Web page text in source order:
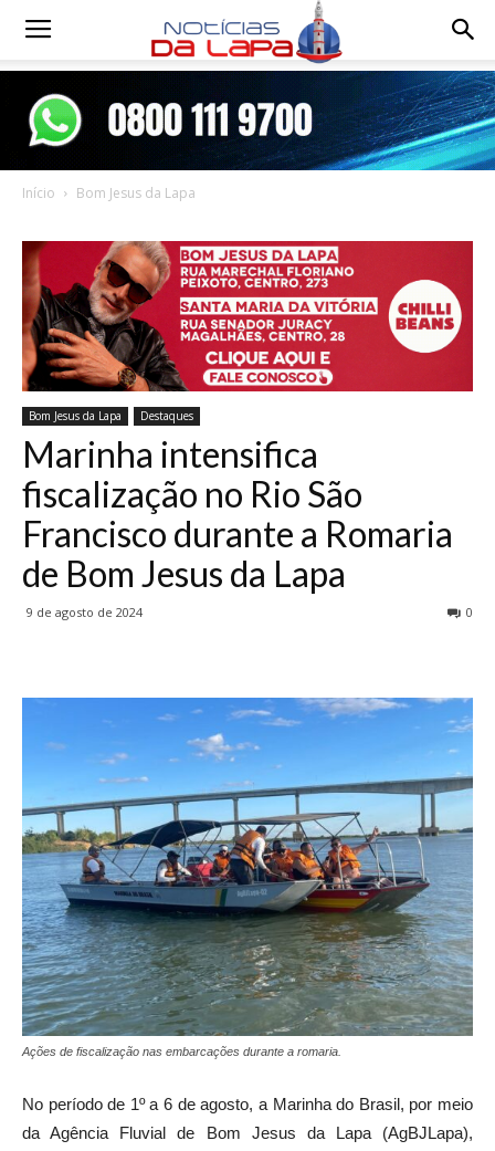
Notícias
Início Bom Jesus da Lapa
Bom Jesus da Lapa Destaques
Marinha intensifica
fiscalização no Rio São
Francisco durante a Romaria
de Bom Jesus da Lapa
9 de agosto de 2024 0
Ações de fiscalização nas embarcações durante a romaria.
No período de 1º a 6 de agosto, a Marinha do Brasil, por meio
da Agência Fluvial de Bom Jesus da Lapa (AgBJLapa),